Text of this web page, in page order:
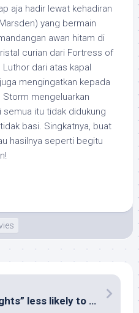
aja hadir lewat kehadiran
yang bermain
awan hitam di
curian dari Fortress of
dari atas kapal
mengingatkan kepada
mengeluarkan
semua itu tidak didukung
basi. Singkatnya, buat
hasilnya seperti begitu
People who smoke “lights” less likely to quit